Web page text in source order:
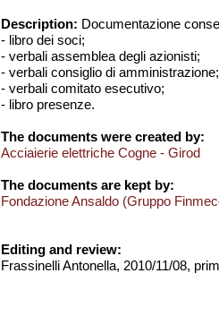
Description: Documentazione
- libro dei soci;
- verbali assemblea degli azionisti;
- verbali consiglio di amministrazione;
- verbali comitato esecutivo;
- libro presenze.
The documents were created by:
Acciaierie elettriche Cogne - Girod
The documents are kept by:
Fondazione Ansaldo (Gruppo
Editing and review:
Frassinelli Antonella, 2010/11/08,